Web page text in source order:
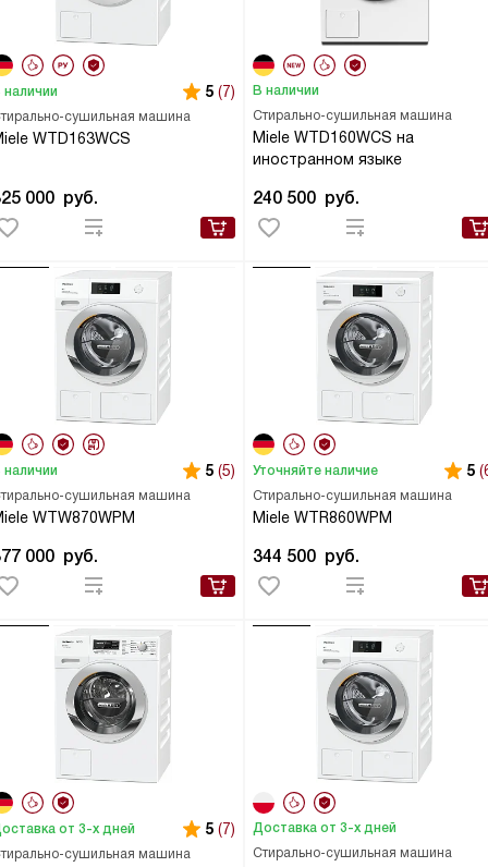
сушильная машина
WTD163WCS
наличии 5 (7)
000 руб.
Стирально-сушильная машина
Miele WTD160WCS на
иностранном языке
В наличии
240 500 руб.
сушильная машина
WTW870WPM
наличии 5 (5)
000 руб.
Стирально-сушильная машина
Miele WTR860WPM
Уточняйте наличие 5
344 500 руб.
сушильная машина
от 3-х дней 5 (7)
Стирально-сушильная машина
Доставка от 3-х дней